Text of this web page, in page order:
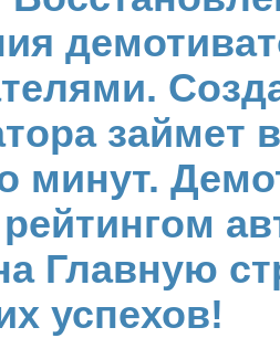
займет
минут.
Главную
успехов!